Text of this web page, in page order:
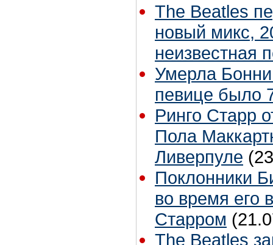
The Beatles
новый микс,
неизвестная
Умерла
певице было
Ринго Старр
Пола
Ливерпуле
Поклонники
во время его
Старром
The Beatles